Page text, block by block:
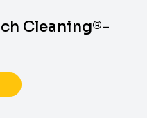
Cleaning®-